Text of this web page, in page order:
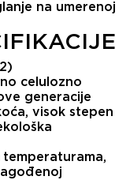
na umerenoj
celulozno
generacije
visok stepen
temperaturama,